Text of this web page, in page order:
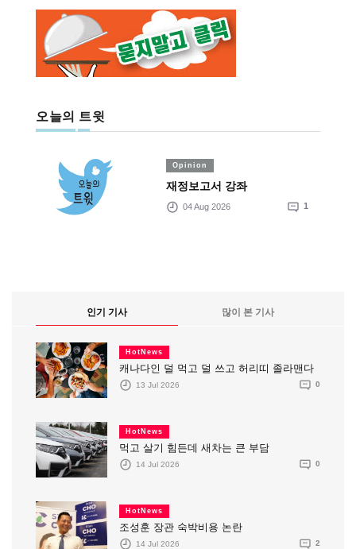
오늘의 트윗
Opinion
재정보고서 강좌
04 Aug 2026 1
인기 기사 많이 본 기사
HotNews
캐나다인 덜 먹고 덜 쓰고 허리띠 졸라맨다
13 Jul 2026 0
HotNews
먹고 살기 힘든데 새차는 큰 부담
14 Jul 2026 0
HotNews
조성훈 장관 숙박비용 논란
14 Jul 2026 2